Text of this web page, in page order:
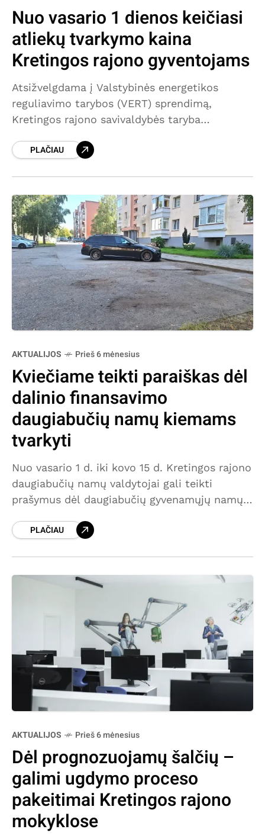
Nuo vasario 1 dienos keičiasi
atliekų tvarkymo kaina
Kretingos rajono gyventojams
Atsižvelgdama į Valstybinės energetikos
reguliavimo tarybos (VERT) sprendimą,
Kretingos rajono savivaldybės taryba
komunalinių atliekų tvarkymą dydžius. Nuo
PLAČIAU
AKTUALIJOS Prieš 6 mėnesius
Kviečiame teikti paraiškas dėl
dalinio finansavimo
daugiabučių namų kiemams
tvarkyti
Nuo vasario 1 d. iki kovo 15 d. Kretingos rajono
daugiabučių namų valdytojai gali teikti
prašymus dėl daugiabučių gyvenamųjų namų
šaligatvių (pėsčiųjų takų) tvarkymo darbų
PLAČIAU
AKTUALIJOS Prieš 6 mėnesius
Dėl prognozuojamų šalčių –
galimi ugdymo proceso
pakeitimai Kretingos rajono
mokyklose